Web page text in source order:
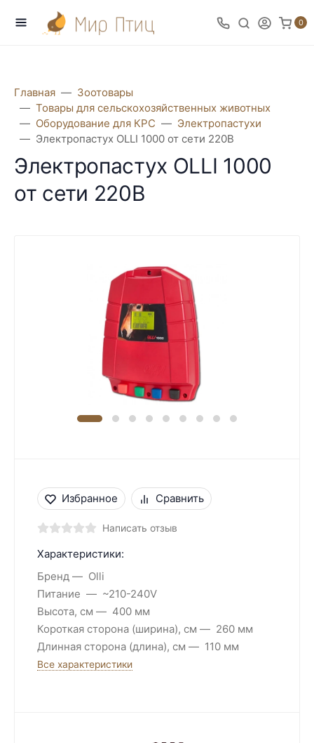
0
Главная
Зоотовары
Товары для сельскохозяйственных животных
Оборудование для КРС
Электропастухи
Электропастух OLLI 1000 от сети 220В
Электропастух OLLI 1000
от сети 220В
Избранное Сравнить
Написать отзыв
Характеристики:
Бренд
Olli
Питание
~210-240V
Высота, см
400 мм
Короткая сторона (ширина), см
260 мм
Длинная сторона (длина), см
110 мм
Все характеристики